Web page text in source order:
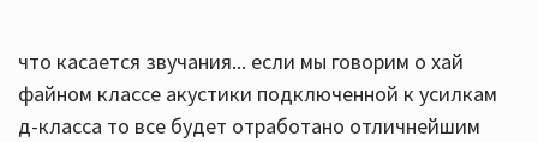
что касается звучания... если мы говорим о хай
файном классе акустики подключенной к усилкам
д-класса то все будет отработано отличнейшим